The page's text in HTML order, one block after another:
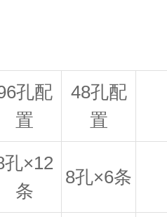
孔配
置
48孔配
置
孔×12
条
8孔×6条